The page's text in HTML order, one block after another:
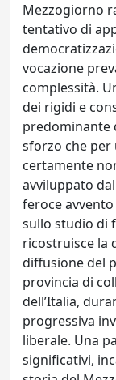
Mezzogiorno
tentativo di
vocazione
complessità.
dei rigidi e
predominante
sforzo che
certamente
avviluppato
feroce
sullo studio di
ricostruisce la
diffusione del
provincia di
dell’Italia,
progressiva
liberale. Una
significativi,